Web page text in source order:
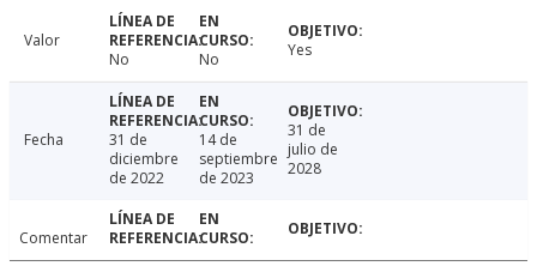
Valor
No
No Yes
Fecha
31 de
diciembre
de 2022
14 de
septiembre
de 2023
31 de
julio de
2028
Comentar